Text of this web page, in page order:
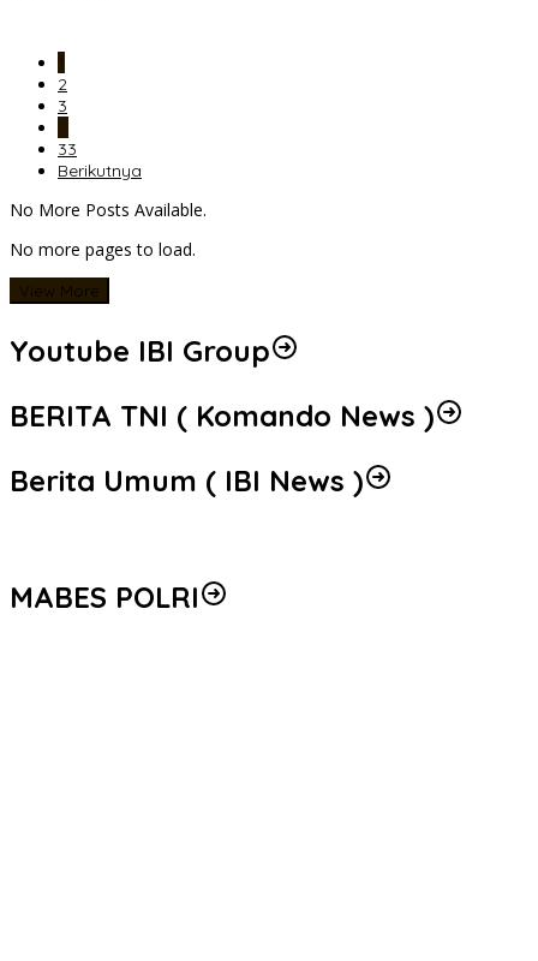
2
3
33
Berikutnya
No More Posts Available.
No more pages to load.
View More
Youtube IBI Group
BERITA TNI ( Komando News )
Berita Umum ( IBI News )
MABES POLRI